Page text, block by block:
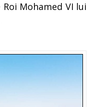
Roi Mohamed VI lui